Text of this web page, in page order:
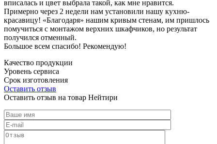
вписалась и цвет выбрала такой, как мне нравится.
Примерно через 2 недели нам установили нашу кухню-
красавицу! «Благодаря» нашим кривым стенам, им пришлось
помучиться с монтажом верхних шкафчиков, но результат
получился отменный.
Большое всем спасибо! Рекомендую!
Качество продукции
Уровень сервиса
Срок изготовления
Оставить отзыв
Оставить отзыв на товар Нейтири